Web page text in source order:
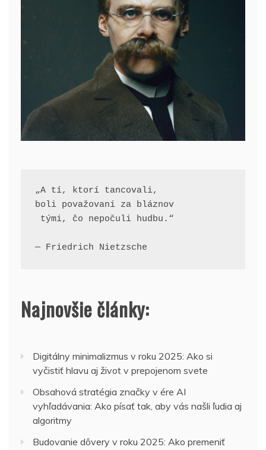
„A tí, ktorí tancovali,
boli považovaní za bláznov
tými, čo nepočuli hudbu.“
— Friedrich Nietzsche
Najnovšie články:
Digitálny minimalizmus v roku 2025: Ako si
vyčistiť hlavu aj život v prepojenom svete
Obsahová stratégia značky v ére AI
vyhľadávania: Ako písať tak, aby vás našli ľudia aj
algoritmy
Budovanie dôvery v roku 2025: Ako premeniť